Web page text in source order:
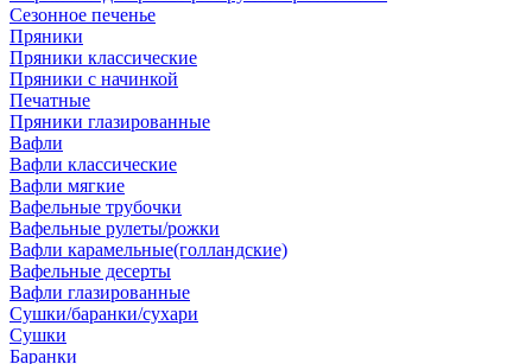
Сезонное печенье
Пряники
Пряники классические
Пряники с начинкой
Печатные
Пряники глазированные
Вафли
Вафли классические
Вафли мягкие
Вафельные трубочки
Вафельные рулеты/рожки
Вафли карамельные(голландские)
Вафельные десерты
Вафли глазированные
Сушки/баранки/сухари
Сушки
Баранки